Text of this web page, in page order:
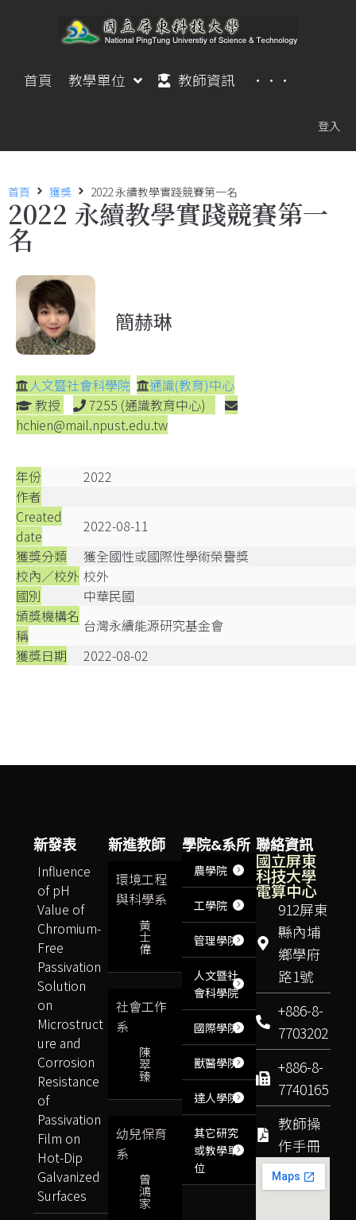
首頁 教學單位 教師資訊 ···
登入
首頁 獲獎 2022 永續教學實踐競賽第一名
2022 永續教學實踐競賽第一
名
簡赫琳
人文暨社會科學院
通識(教育)中心
教授
7255 (通識教育中心)
hchien@mail.npust.edu.tw
年份
2022
作者
Created
date
2022-08-11
獲獎分類
獲全國性或國際性學術榮譽獎
校內／校外 校外
國別
中華民國
頒獎機構名
稱
台灣永續能源研究基金會
獲獎日期
2022-08-02
聯絡資訊
國立屏東
科技大學
電算中心
912屏東
縣內埔
鄉學府
路1號
+886-8-
7703202
+886-8-
7740165
教師操
作手冊
學院&系所
農學院
工學院
管理學院
人文暨社
會科學院
國際學院
獸醫學院
達人學院
其它研究
或教學單
位
新進教師
環境工程
與科學系
黃
士
偉
社會工作
系
陳
翠
臻
幼兒保育
系
曾
鴻
家
新發表
Influence
of pH
Value of
Chromium-
Free
Passivation
Solution
on
Microstruct
ure and
Corrosion
Resistance
of
Passivation
Film on
Hot-Dip
Galvanized
Surfaces